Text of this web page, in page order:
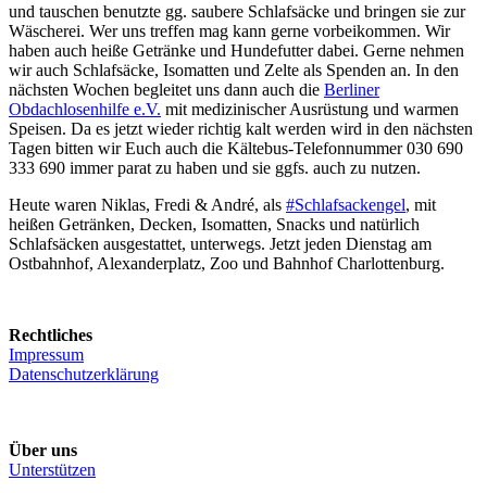
und tauschen benutzte gg. saubere Schlafsäcke und bringen sie zur
Wäscherei. Wer uns treffen mag kann gerne vorbeikommen. Wir
haben auch heiße Getränke und Hundefutter dabei. Gerne nehmen
wir auch Schlafsäcke, Isomatten und Zelte als Spenden an. In den
nächsten Wochen begleitet uns dann auch die Berliner
Obdachlosenhilfe e.V. mit medizinischer Ausrüstung und warmen
Speisen. Da es jetzt wieder richtig kalt werden wird in den nächsten
Tagen bitten wir Euch auch die Kältebus-Telefonnummer 030 690
333 690 immer parat zu haben und sie ggfs. auch zu nutzen.
Heute waren Niklas, Fredi & André, als #Schlafsackengel, mit
heißen Getränken, Decken, Isomatten, Snacks und natürlich
Schlafsäcken ausgestattet, unterwegs. Jetzt jeden Dienstag am
Ostbahnhof, Alexanderplatz, Zoo und Bahnhof Charlottenburg.
Rechtliches
Impressum
Datenschutzerklärung
Über uns
Unterstützen